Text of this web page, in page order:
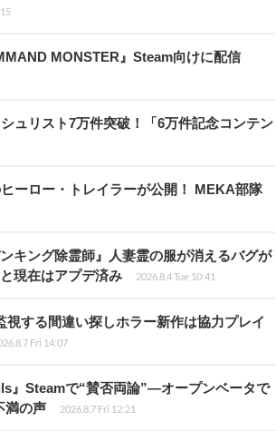
MONSTER』Steam向けに配信
ュリスト7万件突破！「6万件記念コンテン
ーロー・トレイラーが公開！ MEKA部隊
キング除霊師』人妻霊の服が消えるバグが
現在はアプデ済み
2026.8.4 Tue 10:41
視する間違い探しホラー新作は協力プレイ
Fri 14:07
』Steamで“賛否両論”―オープンベータで
満の声
2026.8.7 Fri 12:21